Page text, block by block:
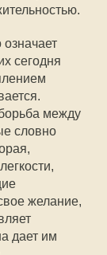
сегодня
между
словно
желание,
дает им